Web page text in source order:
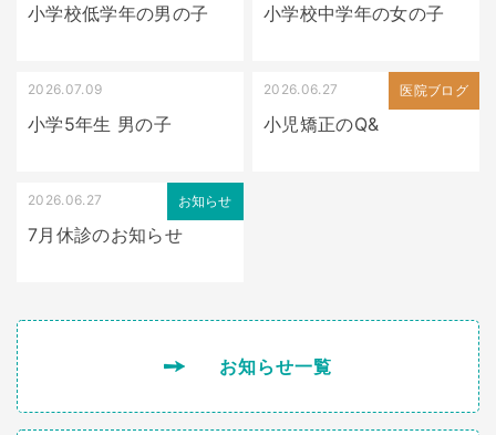
小学校低学年の男の子 小学校中学年の女の子
2026.07.09
小学5年生 男の子
医院ブログ
2026.06.27
小児矯正のQ&
お知らせ
2026.06.27
7月休診のお知らせ
お知らせ一覧